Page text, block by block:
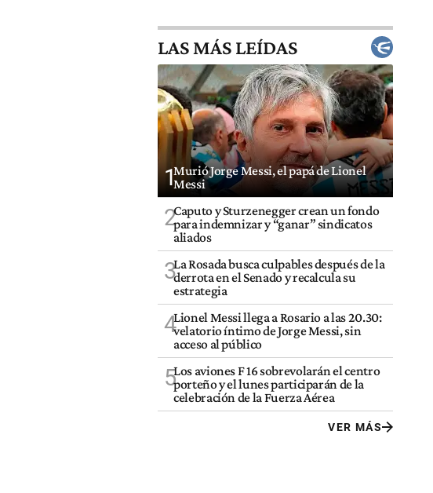
LAS MÁS LEÍDAS
1Murió Jorge Messi, el papá de Lionel
Messi
2Caputo y Sturzenegger crean un fondo
para indemnizar y “ganar” sindicatos
aliados
3La Rosada busca culpables después de la
derrota en el Senado y recalcula su
estrategia
4Lionel Messi llega a Rosario a las 20.30:
velatorio íntimo de Jorge Messi, sin
acceso al público
5Los aviones F 16 sobrevolarán el centro
porteño y el lunes participarán de la
celebración de la Fuerza Aérea
VER MÁS